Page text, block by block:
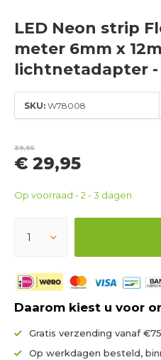
LED Neon strip
meter 6mm x
lichtnetadapter
SKU: W78008
39,95
€ 29,95
Op voorraad - 2 - 3 dagen
Daarom kiest u voor
Gratis verzending vanaf €75
Op werkdagen besteld,